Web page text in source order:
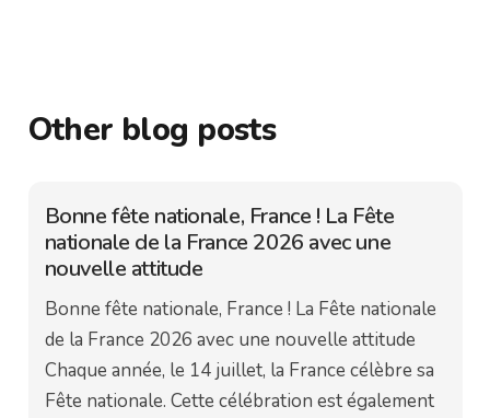
Other blog posts
Bonne fête nationale, France ! La Fête
nationale de la France 2026 avec une
nouvelle attitude
Bonne fête nationale, France ! La Fête nationale
de la France 2026 avec une nouvelle attitude
Chaque année, le 14 juillet, la France célèbre sa
Fête nationale. Cette célébration est également